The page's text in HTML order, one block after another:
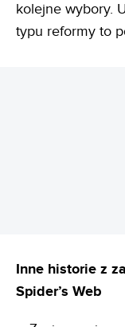
kolejne wybory.
typu reformy to
Inne historie z
Spider’s Web